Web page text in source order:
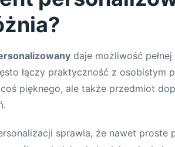
daje możliwość
łączy praktyczność z osobistym
pięknego, ale także przedmiot
sprawia, że nawet